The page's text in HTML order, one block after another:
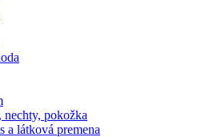
nechty, pokožka
a látková premena